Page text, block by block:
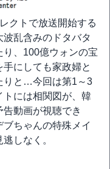
クトで放送開始する
波乱含みのドタバタ
り、100億ウォンの宝
にしても家政婦と
りと…今回は第1～3
トには相関図が、韓
動画が視聴でき
ちゃんの特殊メイ
しなく。